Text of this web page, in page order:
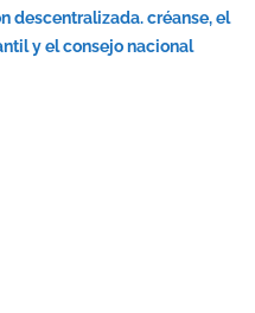
descentralizada. créanse, el
y el consejo nacional